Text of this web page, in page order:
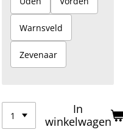
Warnsveld
Zevenaar
In
winkelwagen